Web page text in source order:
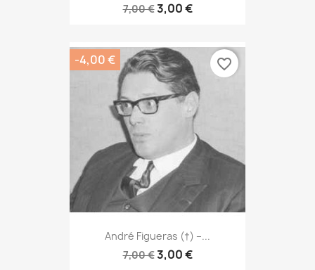
7,00 €3,00 €
André Figueras (†) –...
7,00 €3,00 €
-4,00 € favorite_border